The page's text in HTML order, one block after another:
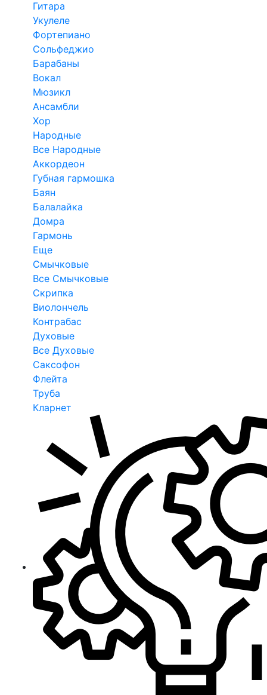
Гитара
Укулеле
Фортепиано
Сольфеджио
Барабаны
Вокал
Мюзикл
Ансамбли
Хор
Народные
Все Народные
Аккордеон
Губная гармошка
Баян
Балалайка
Домра
Гармонь
Еще
Смычковые
Все Смычковые
Скрипка
Виолончель
Контрабас
Духовые
Все Духовые
Саксофон
Флейта
Труба
Кларнет